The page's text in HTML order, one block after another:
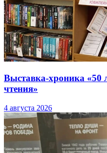
Выставка-хроника «50
чтения»
4 августа 2026